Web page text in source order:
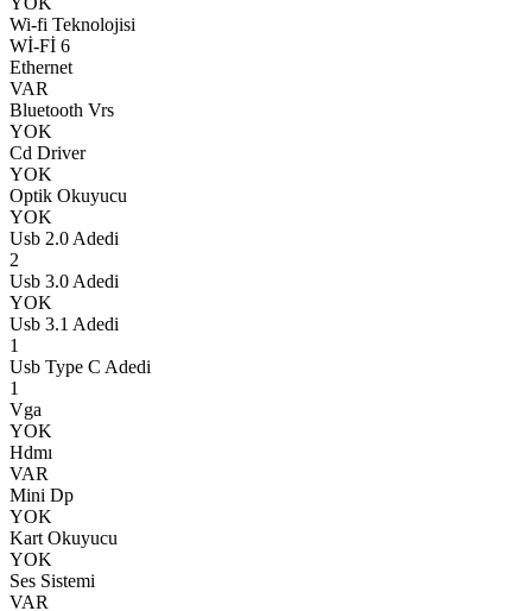
Wi-fi Teknolojisi
Wİ-Fİ 6
Ethernet
VAR
Bluetooth Vrs
YOK
Cd Driver
YOK
Optik Okuyucu
YOK
Usb 2.0 Adedi
2
Usb 3.0 Adedi
YOK
Usb 3.1 Adedi
1
Usb Type C Adedi
1
Vga
YOK
Hdmı
VAR
Mini Dp
YOK
Kart Okuyucu
YOK
Ses Sistemi
VAR